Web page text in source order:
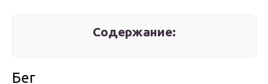
Содержание:
Бег